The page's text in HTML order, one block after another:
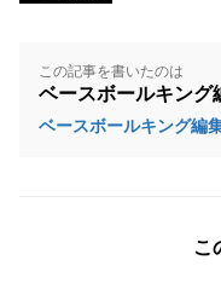
この記事を書いたのは
ベースボールキング
ベースボールキング編
こ